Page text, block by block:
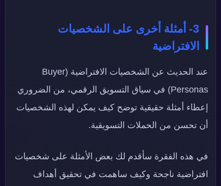
3- أمثلة أخرى على الشخصيات
الافتراضية
عند الحديث عن الشخصيات الافتراضية (Buyer
Personas) في سياق التسويق الرقمي، من الضروري
إعطاء أمثلة حقيقية توضح كيف يمكن لهذه الشخصيات
أن تحسن من الحملات التسويقية.
في هذه الفقرة سأقدم لك بعض الأمثلة على شخصيات
افتراضية ناجحة وكيف ساهمت في تحقيق أهداف